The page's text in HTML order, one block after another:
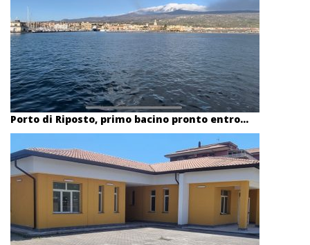
Porto di Riposto, primo bacino pronto entro...